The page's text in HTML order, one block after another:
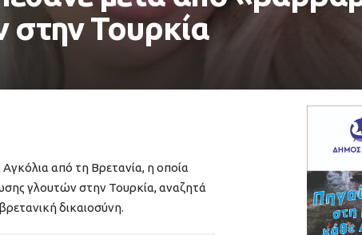
Τουρκία
από τη Βρετανία, η οποία
γλουτών στην Τουρκία, αναζητά
δικαιοσύνη.